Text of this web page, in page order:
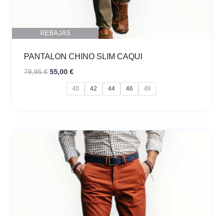
REBAJAS
PANTALON CHINO SLIM CAQUI
79,95€ El
precio
55,00 €El
precio
actual
40 42 44 46 48